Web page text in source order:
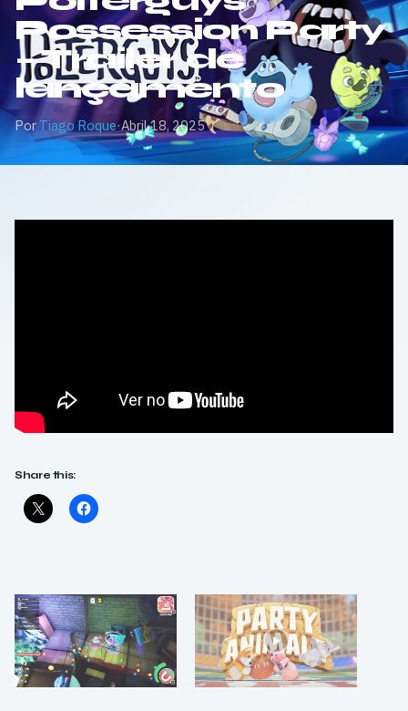
Possession Party
– Trailer de
lançamento
PorTiago Roque·Abril 18, 2025
Share this: